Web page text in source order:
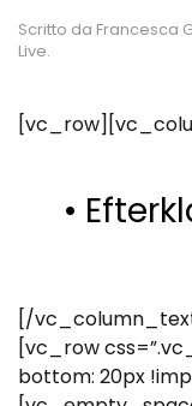
Scritto da Francesca
Live.
•
[/
[vc_row
bottom: 20px